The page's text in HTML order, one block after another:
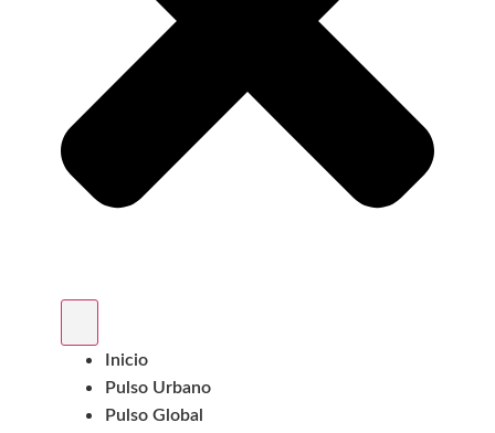
Inicio
Pulso Urbano
Pulso Global